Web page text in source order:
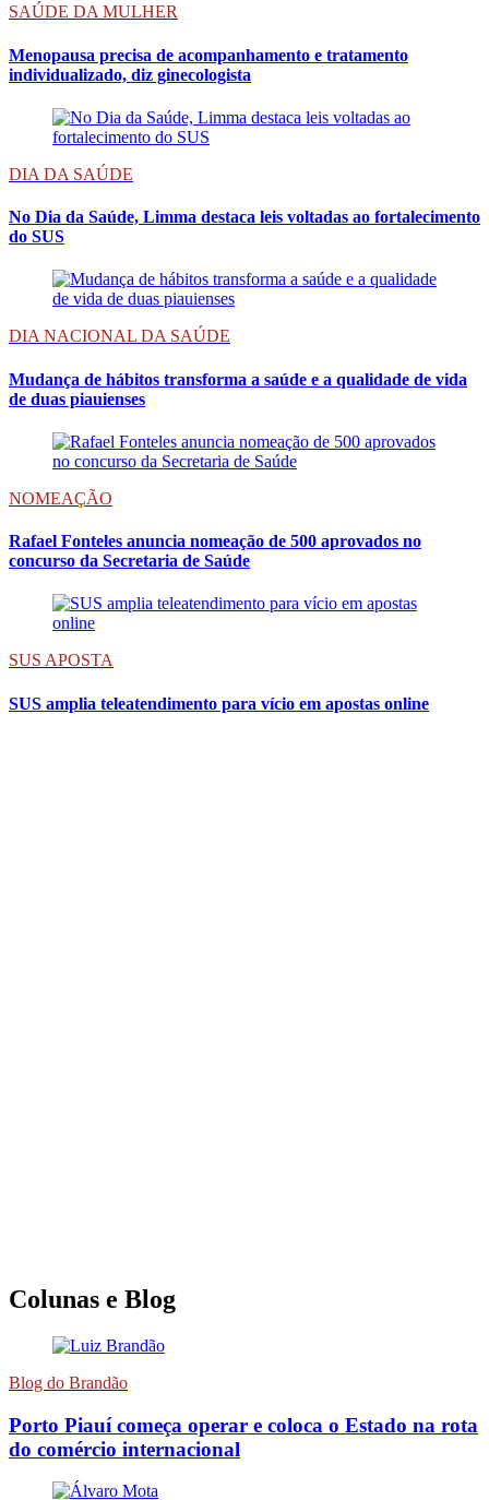
SAÚDE DA MULHER
Menopausa precisa de acompanhamento e tratamento
individualizado, diz ginecologista
DIA DA SAÚDE
No Dia da Saúde, Limma destaca leis voltadas ao fortalecimento
do SUS
DIA NACIONAL DA SAÚDE
Mudança de hábitos transforma a saúde e a qualidade de vida
de duas piauienses
NOMEAÇÃO
Rafael Fonteles anuncia nomeação de 500 aprovados no
concurso da Secretaria de Saúde
SUS APOSTA
SUS amplia teleatendimento para vício em apostas online
Colunas e Blog
Blog do Brandão
Porto Piauí começa operar e coloca o Estado na rota
do comércio internacional